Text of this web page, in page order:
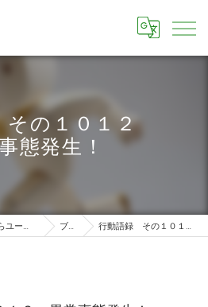
の１０１２
態発生！
宮崎でコンサルティングならユーアンドミークリエイト株式会社 ブログ 行動語録 その１０１２ 異常事態発生！